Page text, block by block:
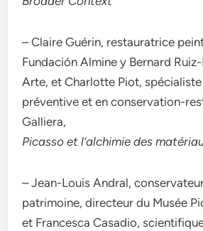
– Claire Guérin, restauratrice
Fundación Almine y Bernard
Arte, et Charlotte Piot,
préventive et en conservation-
Galliera,
Picasso et l’alchimie des
– Jean-Louis Andral,
patrimoine, directeur du Musée
et Francesca Casadio,